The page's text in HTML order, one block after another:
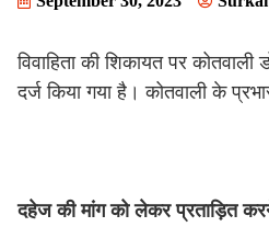
विवाहिता की शिकायत पर
दर्ज किया गया है। कोतवाली के
दहेजकीमांगकोलेकरप्रताड़ित